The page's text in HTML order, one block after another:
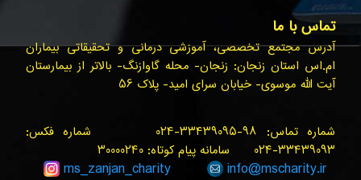
تماس با ما
آدرس مجتمع تخصصی، آموزشی درمانی و تحقیقاتی بیماران
ام.اس استان زنجان: زنجان- محله گاوازنگ- بالاتر از بیمارستان
آیت الله موسوی- خیابان سرای امید- پلاک ۵۶
شماره تماس: ۹۸-۳۳۴۳۹۰۹۵-۰۲۴ شماره فکس:
۳۳۴۳۹۰۹۳-۰۲۴ سامانه پیام کوتاه: ۳۰۰۰۰۲۴۰
ms_zanjan _charity info@mscharity.ir